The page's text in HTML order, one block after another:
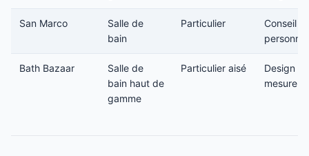
San Marco
Salle de
bain
Particulier
Conseil
Bath Bazaar
Salle de
bain haut de
gamme
Particulier aisé
Design
mesure